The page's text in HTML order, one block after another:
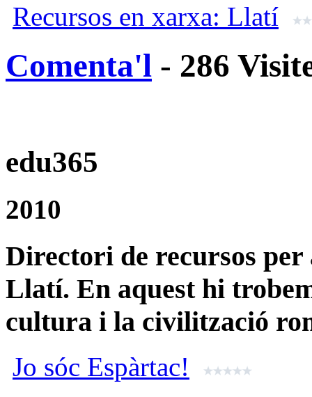
Recursos en xarxa: Llatí
Comenta'l - 286
edu365
2010
Directori de recursos
Llatí. En aquest hi
cultura i la civilització
Jo sóc Espàrtac!